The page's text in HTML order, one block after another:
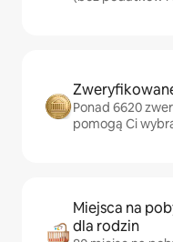
Ponad 6620
pomogą Ci
Miejsca na
dla rodzin